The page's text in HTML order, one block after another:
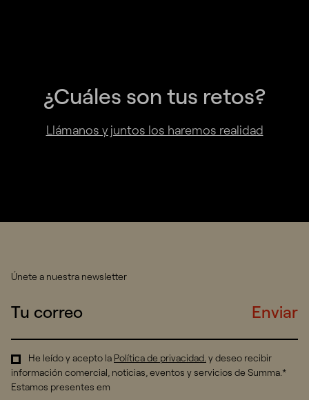
¿Cuáles son tus retos?
Llámanos y juntos los haremos realidad
Únete a nuestra newsletter
Enviar
He leído y acepto la Política de privacidad. y deseo recibir
información comercial, noticias, eventos y servicios de Summa.*
Estamos presentes em